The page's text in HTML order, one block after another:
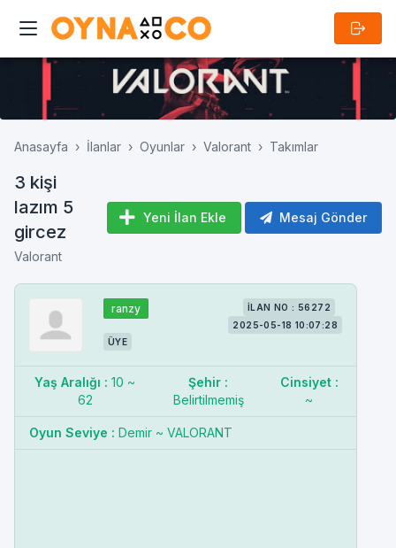
Anasayfa İlanlar Oyunlar Valorant Takımlar
3 kişi
lazım 5
gircez
Valorant
Yeni İlan Ekle Mesaj Gönder
ranzy
ÜYE
İLAN NO : 56272
2025-05-18 10:07:28
Yaş Aralığı : 10 ~
62
Şehir :
Belirtilmemiş
Cinsiyet :
~
Oyun Seviye : Demir ~ VALORANT